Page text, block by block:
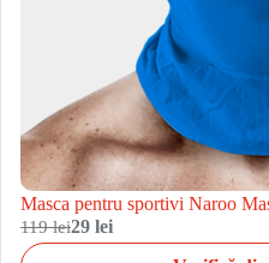
Masca pentru sportivi Naroo
119 lei29 lei